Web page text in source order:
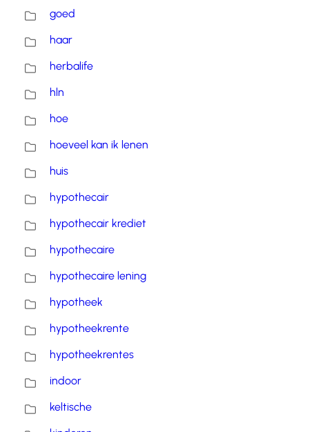
goed
haar
herbalife
hln
hoe
hoeveel kan ik lenen
huis
hypothecair
hypothecair krediet
hypothecaire
hypothecaire lening
hypotheek
hypotheekrente
hypotheekrentes
indoor
keltische